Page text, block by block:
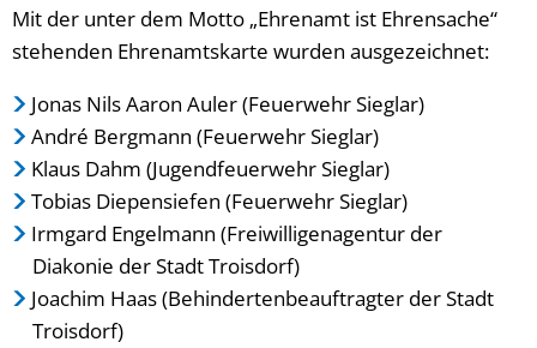
Mit der unter dem Motto „Ehrenamt ist Ehrensache“
stehenden Ehrenamtskarte wurden ausgezeichnet:
Jonas Nils Aaron Auler (Feuerwehr Sieglar)
André Bergmann (Feuerwehr Sieglar)
Klaus Dahm (Jugendfeuerwehr Sieglar)
Tobias Diepensiefen (Feuerwehr Sieglar)
Irmgard Engelmann (Freiwilligenagentur der
Diakonie der Stadt Troisdorf)
Joachim Haas (Behindertenbeauftragter der Stadt
Troisdorf)